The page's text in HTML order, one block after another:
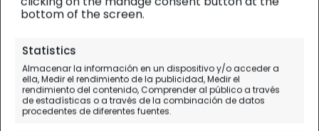
bottom of the screen.
Statistics
Almacenar la información en un dispositivo y/o acceder a
ella, Medir el rendimiento de la publicidad, Medir el
rendimiento del contenido, Comprender al público a través
de estadísticas o a través de la combinación de datos
procedentes de diferentes fuentes.
Transporte aeropuerto
Dublín